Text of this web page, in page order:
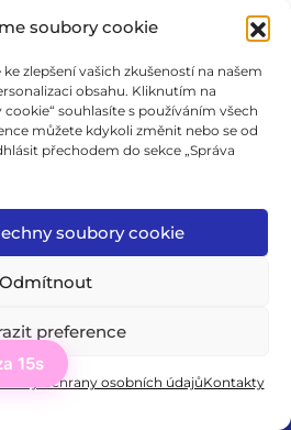
soubory cookie
zlepšení vašich zkušeností na našem
obsahu. Kliknutím na
souhlasíte s používáním všech
můžete kdykoli změnit nebo se od
přechodem do sekce „Správa
soubory cookie
Odmítnout
preference
ochrany osobních údajůKontakty
15s
vzdělávací program
Školní řád
obchodní podmínky
Cookie Policy
ochrany soukromí
Zkušební řád